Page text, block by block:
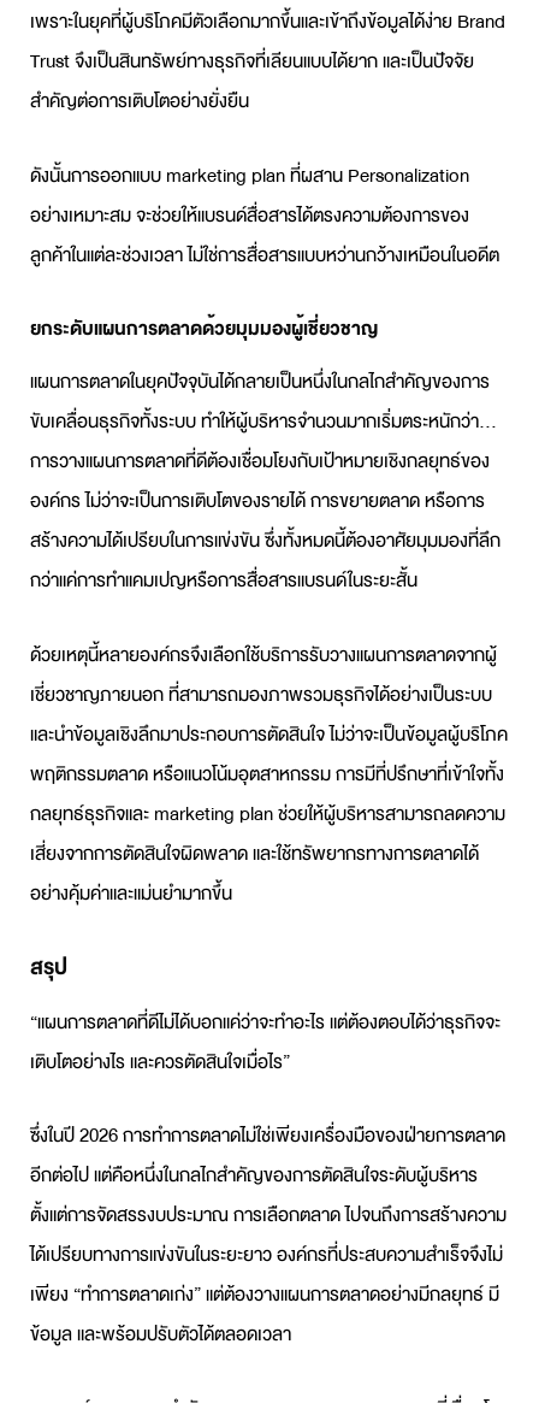
เพราะในยุคที่ผู้บริโภคมีตัวเลือกมากขึ้นและเข้าถึงข้อมูลได้ง่าย Brand
Trust จึงเป็นสินทรัพย์ทางธุรกิจที่เลียนแบบได้ยาก และเป็นปัจจัย
สำคัญต่อการเติบโตอย่างยั่งยืน
ดังนั้นการออกแบบmarketing planที่ผสาน Personalization
อย่างเหมาะสม จะช่วยให้แบรนด์สื่อสารได้ตรงความต้องการของ
ลูกค้าในแต่ละช่วงเวลา ไม่ใช่การสื่อสารแบบหว่านกว้างเหมือนในอดีต
ยกระดับแผนการตลาดด้วยมุมมองผู้เชี่ยวชาญ
แผนการตลาดในยุคปัจจุบันได้กลายเป็นหนึ่งในกลไกสำคัญของการ
ขับเคลื่อนธุรกิจทั้งระบบ ทำให้ผู้บริหารจำนวนมากเริ่มตระหนักว่า…
การวางแผนการตลาดที่ดีต้องเชื่อมโยงกับเป้าหมายเชิงกลยุทธ์ของ
องค์กร ไม่ว่าจะเป็นการเติบโตของรายได้ การขยายตลาด หรือการ
สร้างความได้เปรียบในการแข่งขัน ซึ่งทั้งหมดนี้ต้องอาศัยมุมมองที่ลึก
กว่าแค่การทำแคมเปญหรือการสื่อสารแบรนด์ในระยะสั้น
ด้วยเหตุนี้หลายองค์กรจึงเลือกใช้บริการรับวางแผนการตลาดจากผู้
เชี่ยวชาญภายนอก ที่สามารถมองภาพรวมธุรกิจได้อย่างเป็นระบบ
และนำข้อมูลเชิงลึกมาประกอบการตัดสินใจ ไม่ว่าจะเป็นข้อมูลผู้บริโภค
พฤติกรรมตลาด หรือแนวโน้มอุตสาหกรรม การมีที่ปรึกษาที่เข้าใจทั้ง
กลยุทธ์ธุรกิจและmarketing planช่วยให้ผู้บริหารสามารถลดความ
เสี่ยงจากการตัดสินใจผิดพลาด และใช้ทรัพยากรทางการตลาดได้
อย่างคุ้มค่าและแม่นยำมากขึ้น
สรุป
“แผนการตลาดที่ดีไม่ได้บอกแค่ว่าจะทำอะไร แต่ต้องตอบได้ว่าธุรกิจจะ
เติบโตอย่างไร และควรตัดสินใจเมื่อไร”
ซึ่งในปี 2026 การทำการตลาดไม่ใช่เพียงเครื่องมือของฝ่ายการตลาด
อีกต่อไป แต่คือหนึ่งในกลไกสำคัญของการตัดสินใจระดับผู้บริหาร
ตั้งแต่การจัดสรรงบประมาณ การเลือกตลาด ไปจนถึงการสร้างความ
ได้เปรียบทางการแข่งขันในระยะยาว องค์กรที่ประสบความสำเร็จจึงไม่
เพียง “ทำการตลาดเก่ง” แต่ต้องวางแผนการตลาดอย่างมีกลยุทธ์ มี
ข้อมูล และพร้อมปรับตัวได้ตลอดเวลา